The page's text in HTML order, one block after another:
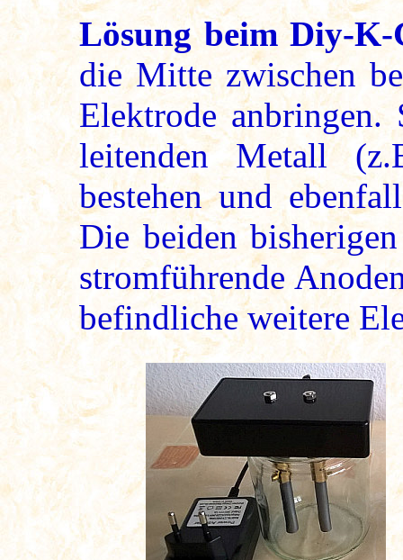
Lösung beim Diy-
die Mitte zwischen
Elektrode anbringen.
leitenden Metall
bestehen und
Die beiden
stromführende
befindliche weitere